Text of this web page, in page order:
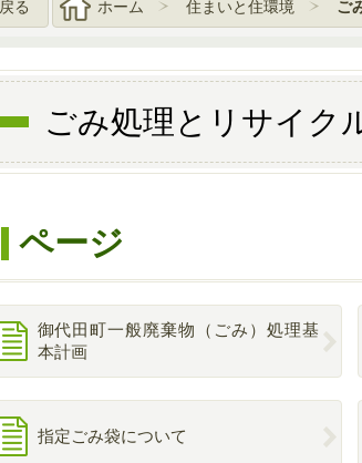
戻る ホーム 住まいと住環境 ご
ごみ処理とリサイク
ページ
御代田町一般廃棄物（ごみ）処理基
本計画
指定ごみ袋について